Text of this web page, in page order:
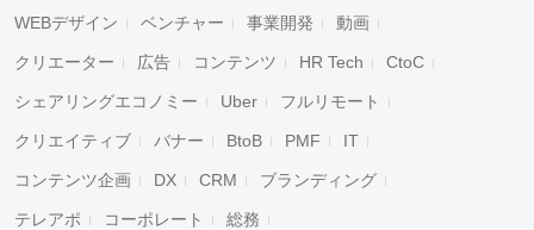
WEBデザイン ベンチャー 事業開発 動画
クリエーター 広告 コンテンツ HR Tech CtoC
シェアリングエコノミー Uber フルリモート
クリエイティブ バナー BtoB PMF IT
コンテンツ企画 DX CRM ブランディング
テレアポ コーポレート 総務